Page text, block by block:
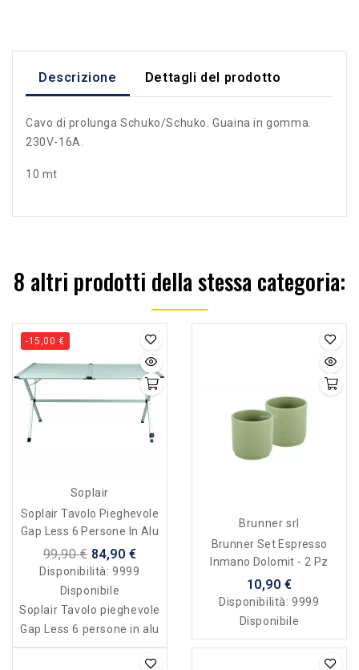
Descrizione Dettagli del prodotto
Cavo di prolunga Schuko/Schuko. Guaina in gomma.
230V-16A.
10 mt
8 altri prodotti della stessa categoria:
-15,00 €
Soplair
Soplair Tavolo Pieghevole
Gap Less 6 Persone In Alu
99,90 € 84,90 €
Disponibilità:9999
Disponibile
Soplair Tavolo pieghevole
Gap Less 6 persone in alu
Brunner srl
Brunner Set Espresso
Inmano Dolomit - 2 Pz
10,90 €
Disponibilità:9999
Disponibile